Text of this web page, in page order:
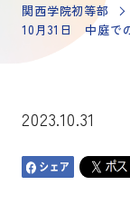
関西学院初等部
10月31日 中庭で
2023.10.31